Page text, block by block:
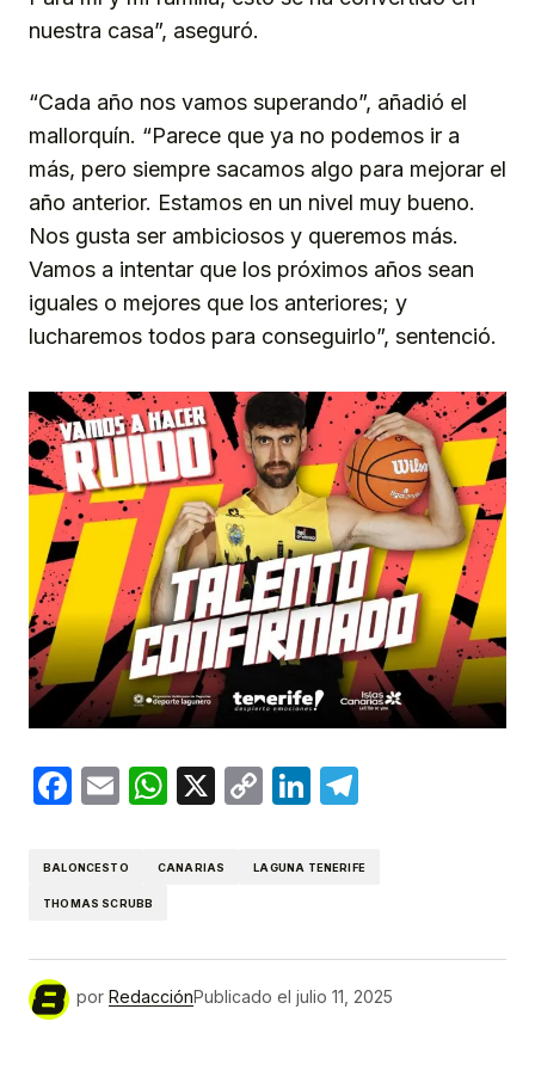
nuestra casa”, aseguró.
“Cada año nos vamos superando”, añadió el
mallorquín. “Parece que ya no podemos ir a
más, pero siempre sacamos algo para mejorar el
año anterior. Estamos en un nivel muy bueno.
Nos gusta ser ambiciosos y queremos más.
Vamos a intentar que los próximos años sean
iguales o mejores que los anteriores; y
lucharemos todos para conseguirlo”, sentenció.
Facebook
EmailWhatsApp
X
CopyLinkedIn
BALONCESTO CANARIAS LAGUNA TENERIFE
THOMAS SCRUBB
por RedacciónPublicado el julio 11, 2025